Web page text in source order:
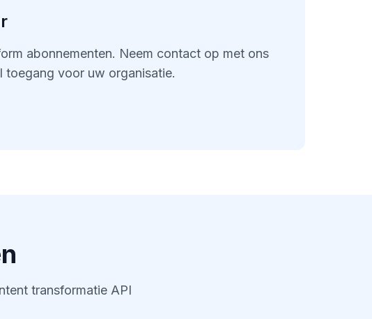
abonnementen. Neem contact op met ons
toegang voor uw organisatie.
transformatie API